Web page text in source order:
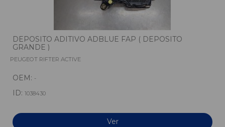
DEPOSITO ADITIVO ADBLUE FAP ( DEPOSITO
GRANDE )
PEUGEOT RIFTER ACTIVE
OEM: -
ID: 1038430
Ver